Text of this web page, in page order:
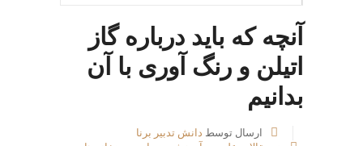
آنچه که باید درباره گاز
اتیلن و رنگ آوری با آن
بدانیم
ارسال توسط دانش تدبیر برنا